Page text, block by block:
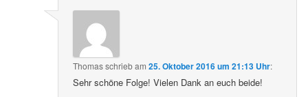
Thomasschriebam25. Oktober 2016 um 21:13 Uhr:
Sehr schöne Folge! Vielen Dank an euch beide!